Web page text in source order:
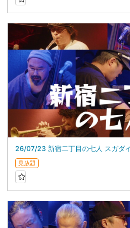
26/07/23 新宿二丁目の七人 スガダ
見放題